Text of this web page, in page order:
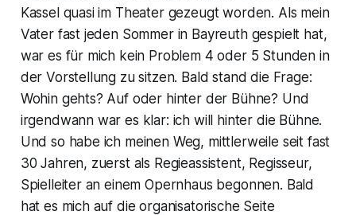
Kassel quasi im Theater gezeugt worden. Als mein
Vater fast jeden Sommer in Bayreuth gespielt hat,
war es für mich kein Problem 4 oder 5 Stunden in
der Vorstellung zu sitzen. Bald stand die Frage:
Wohin gehts? Auf oder hinter der Bühne? Und
irgendwann war es klar: ich will hinter die Bühne.
Und so habe ich meinen Weg, mittlerweile seit fast
30 Jahren, zuerst als Regieassistent, Regisseur,
Spielleiter an einem Opernhaus begonnen. Bald
hat es mich auf die organisatorische Seite